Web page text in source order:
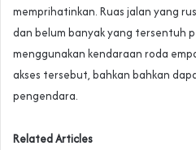
memprihatinkan. Ruas jalan yang
dan belum banyak yang tersentuh
menggunakan kendaraan roda
akses tersebut, bahkan bahkan
pengendara.
Related Articles